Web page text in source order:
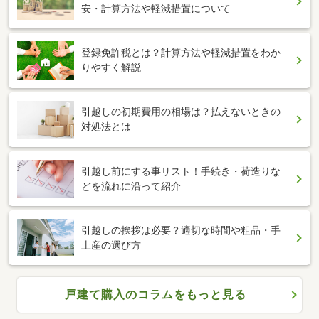
安・計算方法や軽減措置について
登録免許税とは？計算方法や軽減措置をわか
りやすく解説
引越しの初期費用の相場は？払えないときの
対処法とは
引越し前にする事リスト！手続き・荷造りな
どを流れに沿って紹介
引越しの挨拶は必要？適切な時間や粗品・手
土産の選び方
戸建て購入のコラムをもっと見る